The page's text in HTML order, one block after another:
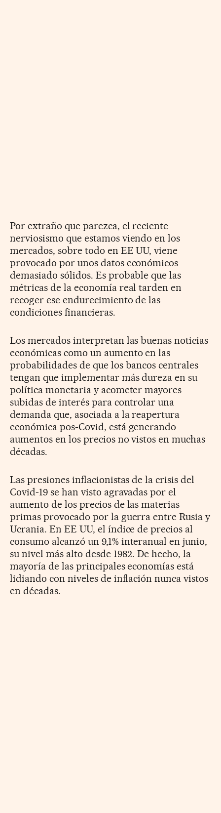
Por extraño que parezca, el reciente
nerviosismo que estamos viendo en los
mercados, sobre todo en EE UU, viene
provocado por unos datos económicos
demasiado sólidos. Es probable que las
métricas de la economía real tarden en
recoger ese endurecimiento de las
condiciones financieras.
Los mercados interpretan las buenas noticias
económicas como un aumento en las
probabilidades de que los bancos centrales
tengan que implementar más dureza en su
política monetaria y acometer mayores
subidas de interés para controlar una
demanda que, asociada a la reapertura
económica pos-Covid, está generando
aumentos en los precios no vistos en muchas
décadas.
Las presiones inflacionistas de la crisis del
Covid-19 se han visto agravadas por el
aumento de los precios de las materias
primas provocado por la guerra entre Rusia y
Ucrania. En EE UU, el índice de precios al
consumo alcanzó un 9,1% interanual en junio,
su nivel más alto desde 1982. De hecho, la
mayoría de las principales economías está
lidiando con niveles de inflación nunca vistos
en décadas.